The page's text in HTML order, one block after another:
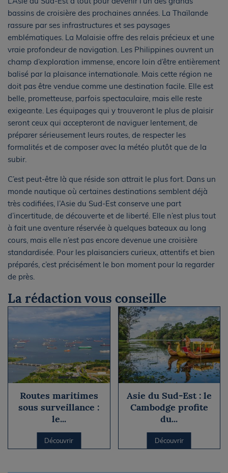
bassins de croisière des prochaines années. La Thaïlande
rassure par ses infrastructures et ses paysages
emblématiques. La Malaisie offre des relais précieux et une
vraie profondeur de navigation. Les Philippines ouvrent un
champ d’exploration immense, encore loin d’être entièrement
balisé par la plaisance internationale. Mais cette région ne
doit pas être vendue comme une destination facile. Elle est
belle, prometteuse, parfois spectaculaire, mais elle reste
exigeante. Les équipages qui y trouveront le plus de plaisir
seront ceux qui accepteront de naviguer lentement, de
préparer sérieusement leurs routes, de respecter les
formalités et de composer avec la météo plutôt que de la
subir.
C’est peut-être là que réside son attrait le plus fort. Dans un
monde nautique où certaines destinations semblent déjà
très codifiées, l’Asie du Sud-Est conserve une part
d’incertitude, de découverte et de liberté. Elle n’est plus tout
à fait une aventure réservée à quelques bateaux au long
cours, mais elle n’est pas encore devenue une croisière
standardisée. Pour les plaisanciers curieux, attentifs et bien
préparés, c’est précisément le bon moment pour la regarder
de près.
La rédaction vous conseille
Routes maritimes
sous surveillance :
le...
Découvrir
Asie du Sud-Est : le
Cambodge profite
du...
Découvrir